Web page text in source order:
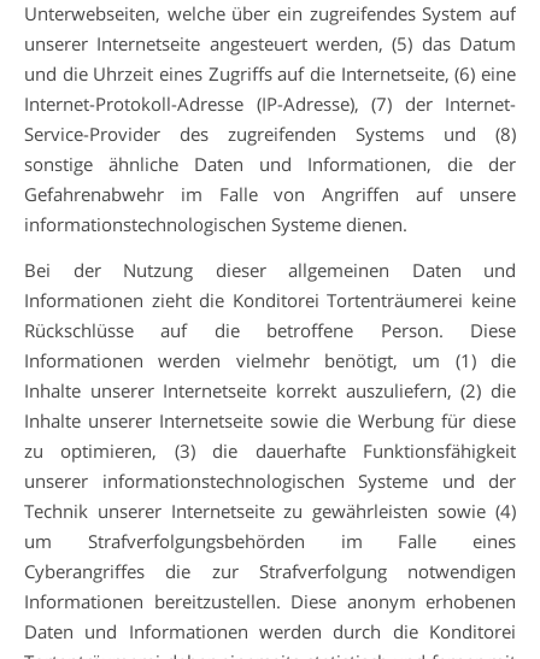
Unterwebseiten, welche über ein zugreifendes System auf
unserer Internetseite angesteuert werden, (5) das Datum
und die Uhrzeit eines Zugriffs auf die Internetseite, (6) eine
Internet-Protokoll-Adresse (IP-Adresse), (7) der Internet-
Service-Provider des zugreifenden Systems und (8)
sonstige ähnliche Daten und Informationen, die der
Gefahrenabwehr im Falle von Angriffen auf unsere
informationstechnologischen Systeme dienen.
Bei der Nutzung dieser allgemeinen Daten und
Informationen zieht die Konditorei Tortenträumerei keine
Rückschlüsse auf die betroffene Person. Diese
Informationen werden vielmehr benötigt, um (1) die
Inhalte unserer Internetseite korrekt auszuliefern, (2) die
Inhalte unserer Internetseite sowie die Werbung für diese
zu optimieren, (3) die dauerhafte Funktionsfähigkeit
unserer informationstechnologischen Systeme und der
Technik unserer Internetseite zu gewährleisten sowie (4)
um Strafverfolgungsbehörden im Falle eines
Cyberangriffes die zur Strafverfolgung notwendigen
Informationen bereitzustellen. Diese anonym erhobenen
Daten und Informationen werden durch die Konditorei